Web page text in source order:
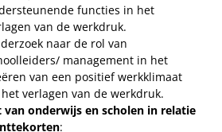
functies in het
van de werkdruk.
naar de rol van
management in het
van een positief werkklimaat
verlagen van de werkdruk.
van onderwijs en scholen in relatie
: